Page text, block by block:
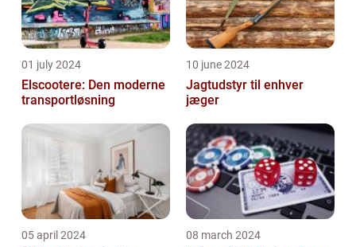
01 july 2024
Elscootere: Den moderne
transportløsning
10 june 2024
Jagtudstyr til enhver
jæger
05 april 2024 08 march 2024